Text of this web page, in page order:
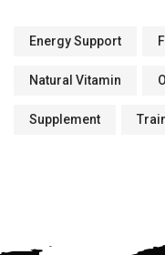
Energy Support
Natural Vitamin
Supplement